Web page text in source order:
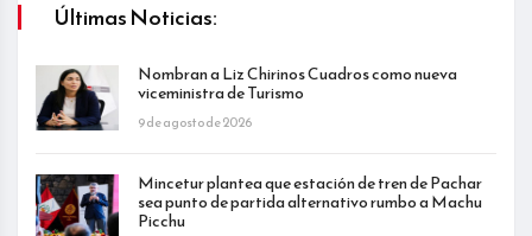
Últimas Noticias:
Nombran a Liz Chirinos Cuadros como nueva
viceministra de Turismo
9 de agosto de 2026
Mincetur plantea que estación de tren de Pachar
sea punto de partida alternativo rumbo a Machu
Picchu